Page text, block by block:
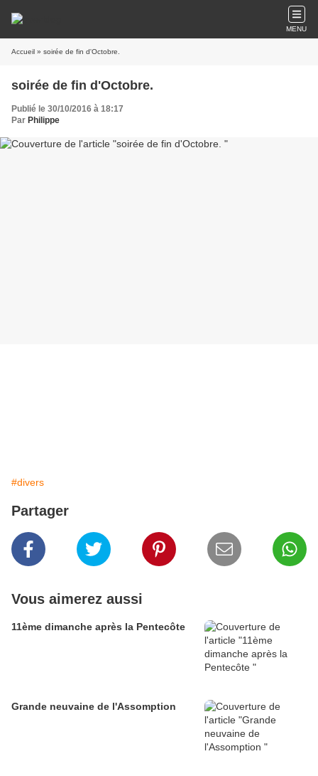
MENU
Accueil » soirée de fin d'Octobre.
soirée de fin d'Octobre.
Publié le 30/10/2016 à 18:17
Par Philippe
#divers
Partager
Vous aimerez aussi
11ème dimanche après la Pentecôte
Grande neuvaine de l'Assomption